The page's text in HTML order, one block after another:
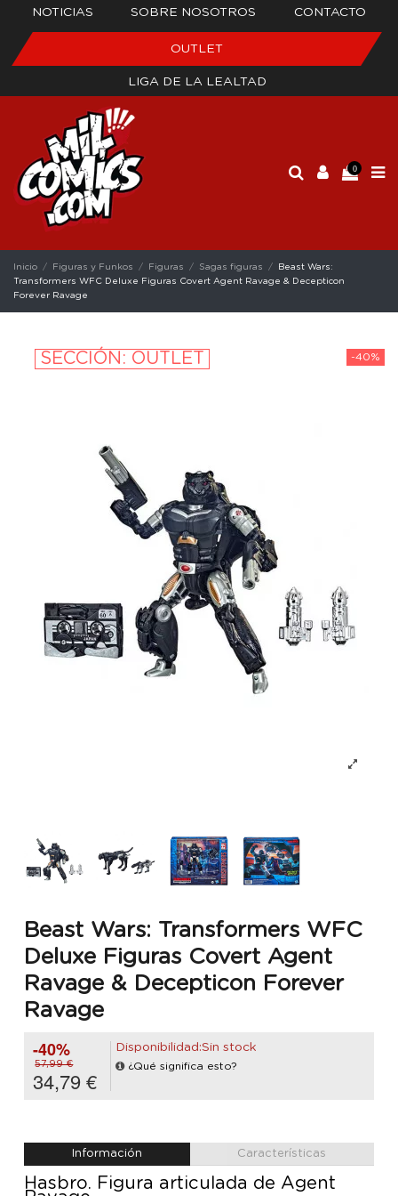
NOTICIAS SOBRE NOSOTROS CONTACTO
OUTLET
LIGA DE LA LEALTAD
0
Inicio Figuras y Funkos Figuras Sagas figuras
Beast Wars:
Transformers WFC Deluxe Figuras Covert Agent Ravage & Decepticon
Forever Ravage
-40%
SECCIÓN: OUTLET
Beast Wars: Transformers WFC
Deluxe Figuras Covert Agent
Ravage & Decepticon Forever
Ravage
-40%
57,99 €
34,79 €
Disponibilidad:Sin stock
¿Qué significa esto?
Información Características
Hasbro. Figura articulada de Agent